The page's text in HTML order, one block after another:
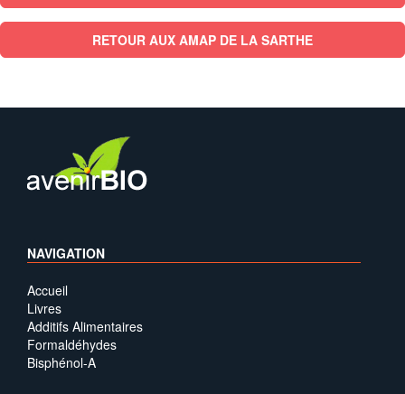
RETOUR AUX AMAP DE LA SARTHE
NAVIGATION
Accueil
Livres
Additifs Alimentaires
Formaldéhydes
Bisphénol-A